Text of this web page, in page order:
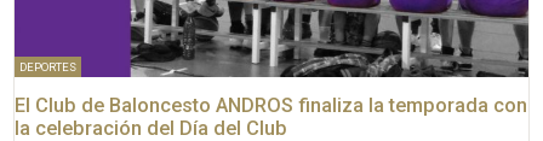
DEPORTES
El Club de Baloncesto ANDROS finaliza la temporada con
la celebración del Día del Club